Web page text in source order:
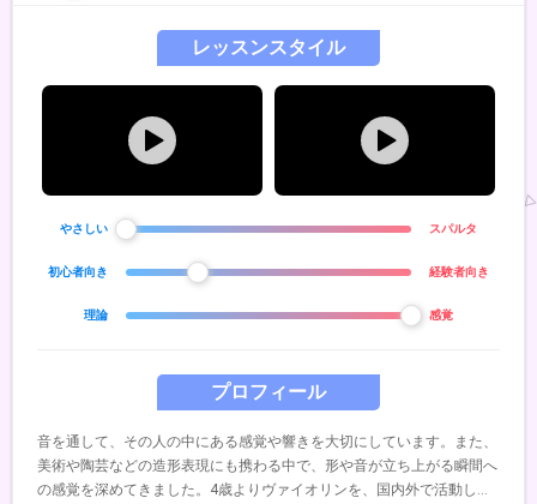
井上渚、木村徹、池田菊衛の各氏に師事。
プロフィール
音を通して、その人の中にある感覚や響きを大切にしています。また、
美術や陶芸などの造形表現にも携わる中で、形や音が立ち上がる瞬間へ
の感覚を深めてきました。4歳よりヴァイオリンを、国内外で活動して
レッスンスタイル
やさしい スパルタ
初心者向き 経験者向き
理論 感覚